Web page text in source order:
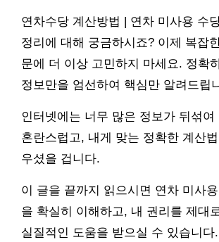
연차수당 계산방법 | 연차 미사용 수
정리에 대해 궁금하시죠? 이제 복잡
문에 더 이상 고민하지 마세요. 정확
정보만을 엄선하여 핵심만 알려드립
인터넷에는 너무 많은 정보가 뒤섞여
혼란스럽고, 내게 맞는 정확한 계산
우셨을 겁니다.
이 글을 끝까지 읽으시면 연차 미사
을 확실히 이해하고, 내 권리를 제대
실질적인 도움을 받으실 수 있습니다.